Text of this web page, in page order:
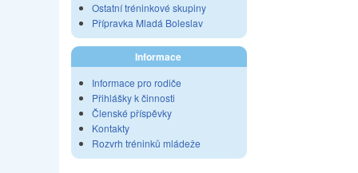
Ostatní tréninkové skupiny
Přípravka Mladá Boleslav
Informace
Informace pro rodiče
Přihlášky k činnosti
Členské příspěvky
Kontakty
Rozvrh tréninků mládeže